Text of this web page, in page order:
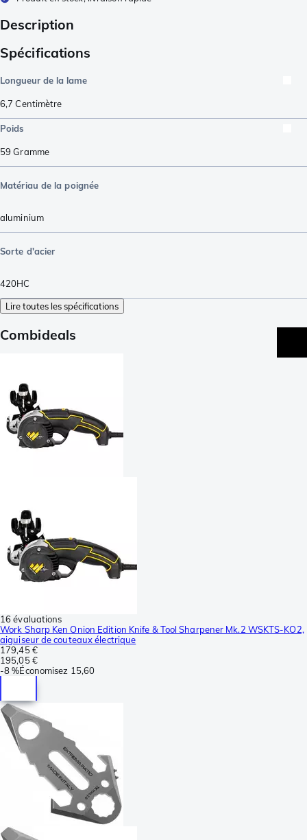
Description
Spécifications
Longueur de la lame
6,7 Centimètre
Poids
59 Gramme
Matériau de la poignée
aluminium
Sorte d'acier
420HC
Lire toutes les spécifications
Combideals
16 évaluations
Work Sharp Ken Onion Edition Knife & Tool Sharpener Mk.2 WSKTS-KO2,
aiguiseur de couteaux électrique
179,45 €
195,05 €
-8 %Économisez 15,60